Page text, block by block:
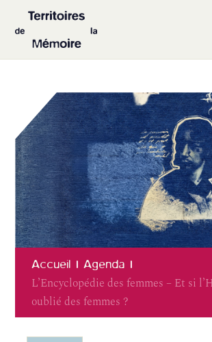
Accueil Agenda
L’Encyclopédie des femmes – Et si
oublié des femmes ?